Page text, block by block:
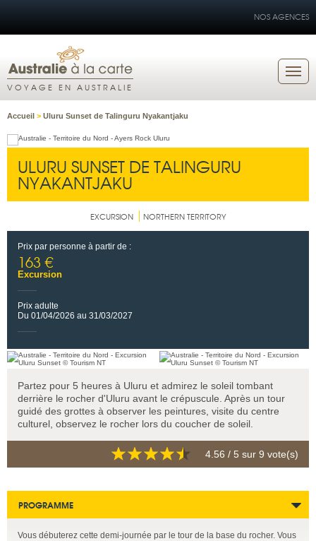
NOS AGENCES
VOYAGE EN AUSTRALIE
Accueil > Uluru Sunset de Talinguru Nyakantjaku
ULURU SUNSET DE TALINGURU
NYAKANTJAKU
EXCURSION NORTHERN TERRITORY
Prix par personne à partir de :
163 €
Excursion
Prix adulte
Du 01/04/2026 au 31/03/2027
Partez pour 5 heures à Uluru et admirez le soleil tombant
derrière le rocher d'Uluru avant le crépuscule. Après un tour
guidé des grottes à observer les peintures, visite du centre
culturel, observez le rocher lors du coucher de soleil.
4.56 / 5 sur 9 vote(s)
PROGRAMME
Vous débuterez cette demi-journée par le tour de la base du rocher. Vous